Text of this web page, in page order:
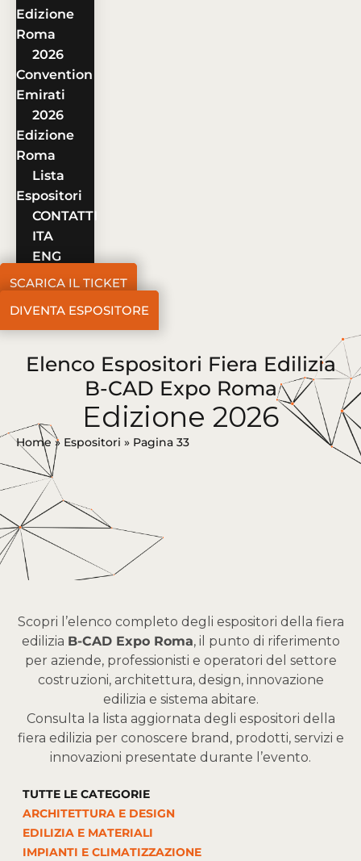
Edizione
Roma
2026
Convention
Emirati
2026
Edizione
Roma
Lista
Espositori
CONTATTI
ITA
ENG
SCARICA IL TICKET
DIVENTA ESPOSITORE
Elenco Espositori Fiera Edilizia
B-CAD Expo Roma
Edizione 2026
Home» Espositori » Pagina 33
Scopri l’elenco completo degli espositori della fiera
edilizia B-CAD Expo Roma, il punto di riferimento
per aziende, professionisti e operatori del settore
costruzioni, architettura, design, innovazione
edilizia e sistema abitare.
Consulta la lista aggiornata degli espositori della
fiera edilizia per conoscere brand, prodotti, servizi e
innovazioni presentate durante l’evento.
TUTTE LE CATEGORIE
ARCHITETTURA E DESIGN
EDILIZIA E MATERIALI
IMPIANTI E CLIMATIZZAZIONE